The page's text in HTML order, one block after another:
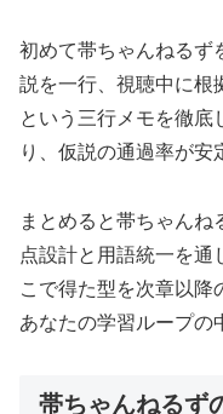
初めて帯ちゃんねるず
説を一行、視聴中に根
という三行メモを徹底
り、仮説の通過率が安
まとめると帯ちゃんね
点設計と用語統一を通
こで得た型を次章以降
あなたの学習ループの
帯ちゃんねるず